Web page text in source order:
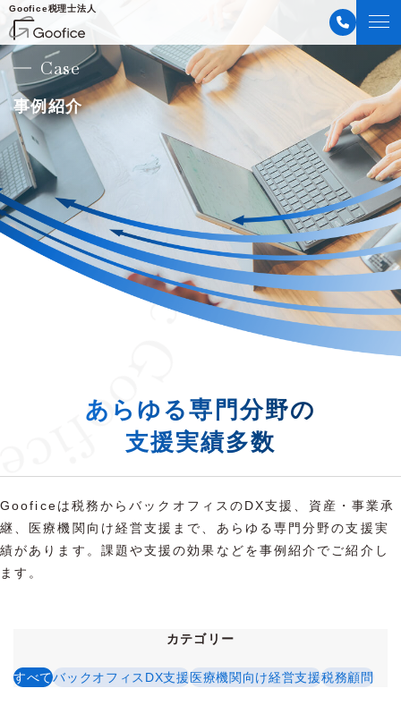
Goofice税理士法人
Case
事例紹介
あらゆる専門分野の
支援実績多数
Gooficeは税務からバックオフィスのDX支援、資産・事業承
継、医療機関向け経営支援まで、あらゆる専門分野の支援実
績があります。課題や支援の効果などを事例紹介でご紹介し
ます。
カテゴリー
すべてバックオフィスDX支援医療機関向け経営支援税務顧問